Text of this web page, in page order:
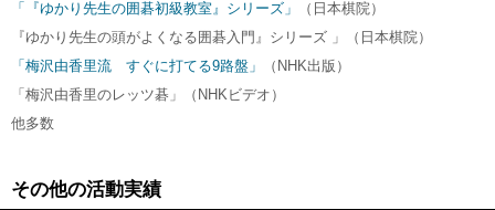
「『ゆかり先生の囲碁初級教室』シリーズ」
（日本棋院）
『ゆかり先生の頭がよくなる囲碁入門』シリーズ 」（日本棋院）
「梅沢由香里流 すぐに打てる9路盤」
（NHK出版）
「梅沢由香里のレッツ碁」（NHKビデオ）
他多数
その他の活動実績